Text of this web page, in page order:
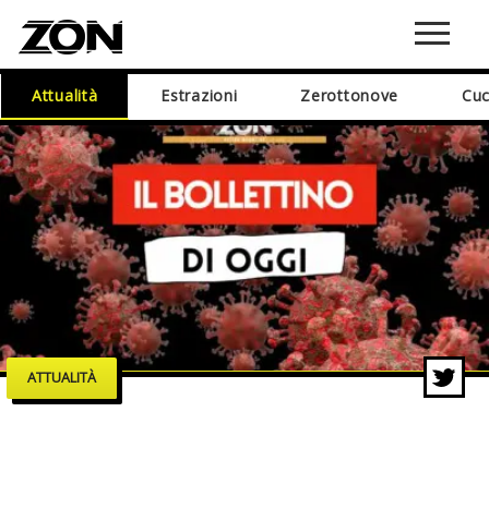
Attualità Estrazioni Zerottonove
ATTUALITÀ